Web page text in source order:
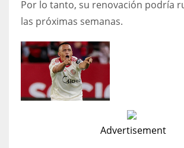
Por lo tanto, su renovación podría
las próximas semanas.
Advertisement